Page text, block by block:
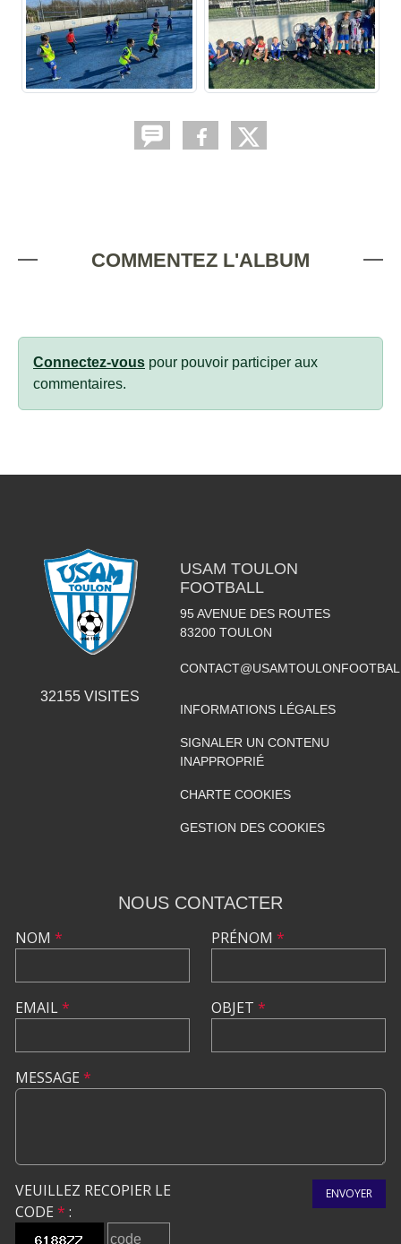
COMMENTEZ L'ALBUM
Connectez-vous pour pouvoir participer aux
commentaires.
32155VISITES
USAM TOULON
FOOTBALL
95 AVENUE DES ROUTES
83200 TOULON
INFORMATIONS LÉGALES
SIGNALER UN CONTENU
INAPPROPRIÉ
CHARTE COOKIES
GESTION DES COOKIES
NOUS CONTACTER
NOM *
EMAIL*
PRÉNOM *
OBJET *
MESSAGE *
VEUILLEZ RECOPIER LE
CODE * :
ENVOYER